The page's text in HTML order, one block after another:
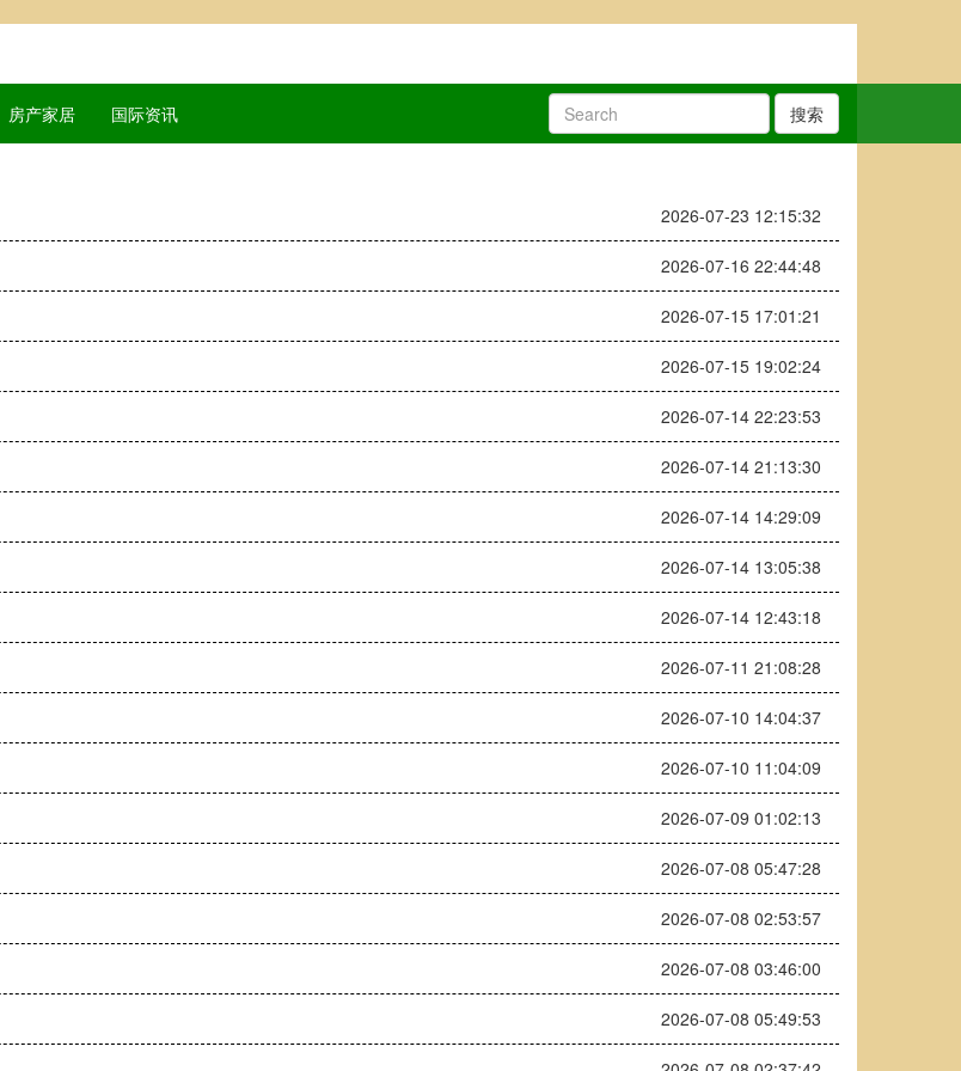
房产家居 国际资讯 搜索
2026-07-23 12:15:32
2026-07-16 22:44:48
2026-07-15 17:01:21
2026-07-15 19:02:24
2026-07-14 22:23:53
2026-07-14 21:13:30
2026-07-14 14:29:09
2026-07-14 13:05:38
2026-07-14 12:43:18
2026-07-11 21:08:28
2026-07-10 14:04:37
2026-07-10 11:04:09
2026-07-09 01:02:13
2026-07-08 05:47:28
2026-07-08 02:53:57
2026-07-08 03:46:00
2026-07-08 05:49:53